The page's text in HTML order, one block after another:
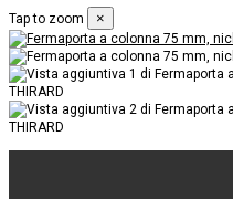
Tap to zoom
×